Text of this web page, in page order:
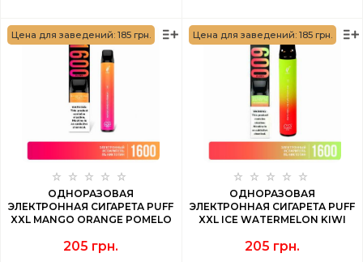
Цена для заведений: 185 грн.
ОДНОРАЗОВАЯ
ЭЛЕКТРОННАЯ СИГАРЕТА PUFF
XXL MANGO ORANGE POMELO
1600 PUFF
205 грн.
Цена для заведений: 185 грн.
ОДНОРАЗОВАЯ
ЭЛЕКТРОННАЯ СИГАРЕТА PUFF
XXL ICE WATERMELON KIWI
PUFF
205 грн.